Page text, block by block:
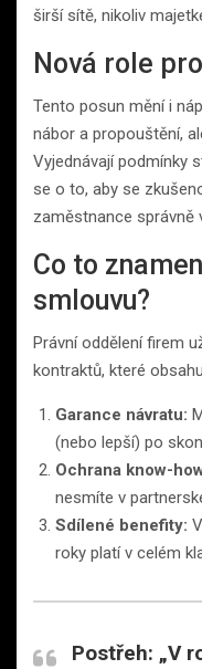
širší sítě, nikoliv
Nová role
Tento posun mění i
nábor a propouštění,
Vyjednávají podmínky
se o to, aby se
zaměstnance správně
Co to
smlouvu?
Právní oddělení firem
kontraktů, které
Garance návratu:
(nebo lepší) po
Ochrana know-
nesmíte v
Sdílené benefity:
roky platí v celém
Postřeh: „V